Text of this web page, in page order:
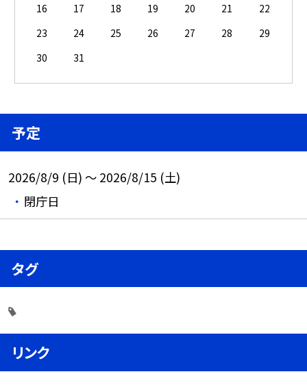
16
17 18 19 20 21
22
23
24 25 26 27 28
29
30
31
予定
2026/8/9 (日) ～ 2026/8/15 (土)
閉庁日
タグ
リンク